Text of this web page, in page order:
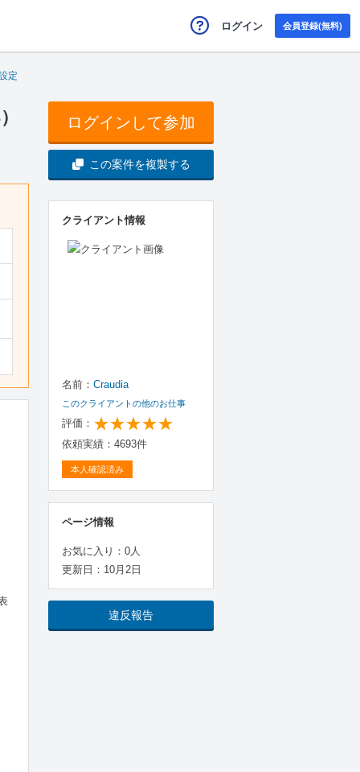
ログイン 会員登録(無料)
定
ログインして参加
この案件を複製する
クライアント情報
名前： Craudia
このクライアントの他のお仕事
評価：
依頼実績：4693件
本人確認済み
ページ情報
お気に入り：0人
更新日：10月2日
違反報告